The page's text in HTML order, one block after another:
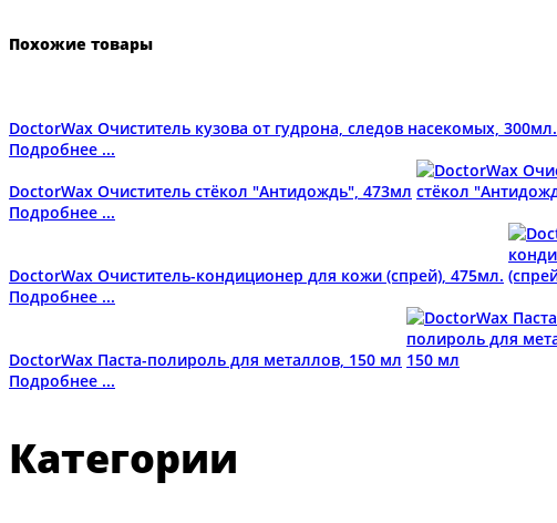
Похожие товары
DoctorWax Очиститель кузова от гудрона, следов насекомых, 300мл.
Подробнее ...
DoctorWax Очиститель стёкол "Антидождь", 473мл
Подробнее ...
DoctorWax Очиститель-кондиционер для кожи (спрей), 475мл.
Подробнее ...
DoctorWax Паста-полироль для металлов, 150 мл
Подробнее ...
Категории